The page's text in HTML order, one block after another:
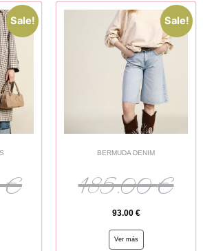
Sale!
€
Sale!
BERMUDA DENIM
185.00€
93.00 €
Ver más